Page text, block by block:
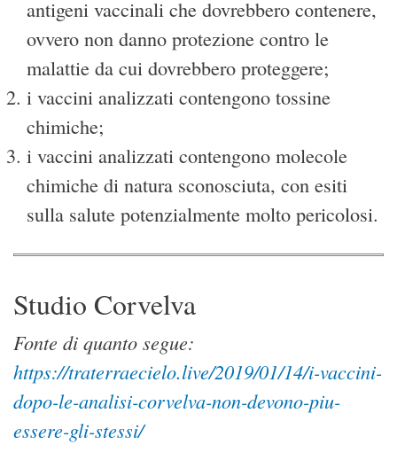
antigeni vaccinali che dovrebbero contenere,
ovvero non danno protezione contro le
malattie da cui dovrebbero proteggere;
i vaccini analizzati contengono tossine
chimiche;
i vaccini analizzati contengono molecole
chimiche di natura sconosciuta, con esiti
sulla salute potenzialmente molto pericolosi.
Studio Corvelva
Fonte di quanto segue:
https://traterraecielo.live/2019/01/14/i-vaccini-
dopo-le-analisi-corvelva-non-devono-piu-
essere-gli-stessi/